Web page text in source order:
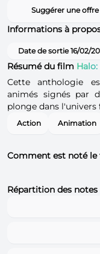
Suggérer une
Informations à
Date de sortie 16/02/
Résumé du film
Cette anthologie
animés signés par
plonge dans l'univers
Action Animation
Comment est noté
Répartition des notes